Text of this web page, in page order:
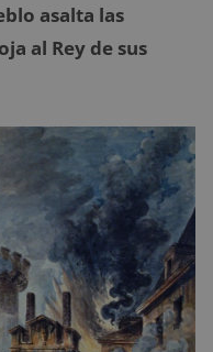
asalta las
al Rey de sus